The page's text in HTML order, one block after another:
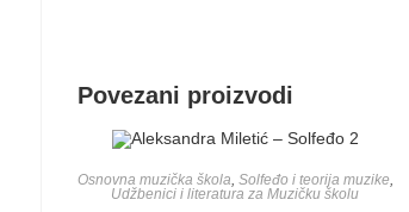
Povezani proizvodi
Osnovna muzička škola, Solfeđo i teorija muzike,
Udžbenici i literatura za Muzičku školu